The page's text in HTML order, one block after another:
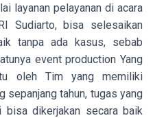
layanan pelayanan di acara
Sudiarto, bisa selesaikan
tanpa ada kasus, sebab
event production Yang
oleh Tim yang memiliki
sepanjang tahun, tugas yang
dikerjakan secara baik